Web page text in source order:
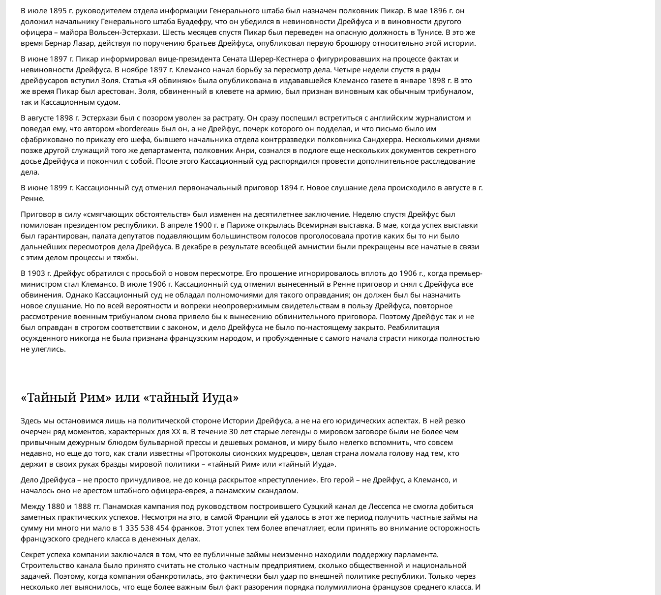
В июле 1895 г. руководителем отдела информации Генерального штаба был назначен полковник Пикар. В мае 1896 г. он
доложил начальнику Генерального штаба Буадефру, что он убедился в невиновности Дрейфуса и в виновности другого
офицера – майора Вольсен-Эстерхази. Шесть месяцев спустя Пикар был переведен на опасную должность в Тунисе. В это же
время Бернар Лазар, действуя по поручению братьев Дрейфуса, опубликовал первую брошюру относительно этой истории.
В июне 1897 г. Пикар информировал вице-президента Сената Шерер-Кестнера о фигурировавших на процессе фактах и
невиновности Дрейфуса. В ноябре 1897 г. Клемансо начал борьбу за пересмотр дела. Четыре недели спустя в ряды
дрейфусаров вступил Золя. Статья «Я обвиняю» была опубликована в издававшейся Клемансо газете в январе 1898 г. В это
же время Пикар был арестован. Золя, обвиненный в клевете на армию, был признан виновным как обычным трибуналом,
так и Кассационным судом.
В августе 1898 г. Эстерхази был с позором уволен за растрату. Он сразу поспешил встретиться с английским журналистом и
поведал ему, что автором «bordereau» был он, а не Дрейфус, почерк которого он подделал, и что письмо было им
сфабриковано по приказу его шефа, бывшего начальника отдела контр­разведки полковника Сандхерра. Несколькими днями
позже другой служащий того же департамента, полковник Анри, сознался в подлоге еще нескольких документов секретного
досье Дрейфуса и покончил с собой. После этого Кассационный суд распорядился провести дополнительное расследование
дела.
В июне 1899 г. Кассационный суд отменил первоначальный приговор 1894 г. Новое слушание дела происходило в августе в г.
Ренне.
Приговор в силу «смягчающих обстоятельств» был изменен на десятилетнее заключение. Неделю спустя Дрейфус был
помилован президентом республики. В апреле 1900 г. в Париже открылась Всемирная выставка. В мае, когда успех выставки
был гарантирован, палата депутатов подавляющим большинством голосов проголосовала против каких бы то ни было
дальнейших пересмотров дела Дрейфуса. В декабре в результате всеобщей амнистии были прекращены все начатые в связи
с этим делом процессы и тяжбы.
В 1903 г. Дрейфус обратился с просьбой о новом пересмотре. Его прошение игнорировалось вплоть до 1906 г., когда премьер-
министром стал Клемансо. В июле 1906 г. Кассационный суд отменил вынесенный в Ренне приговор и снял с Дрейфуса все
обвинения. Однако Кассационный суд не обладал полномочиями для такого оправдания; он должен был бы назначить
новое слушание. Но по всей вероятности и вопреки неопровержимым свидетельствам в пользу Дрейфуса, повторное
рассмотрение военным трибуналом снова привело бы к вынесению обвинительного приговора. Поэтому Дрейфус так и не
был оправдан в строгом соответствии с законом, и дело Дрейфуса не было по-настоящему закрыто. Реабилитация
осужденного никогда не была признана французским народом, и пробужденные с самого начала страсти никогда полностью
не улеглись.
«Тайный Рим» или «тайный Иуда»
Здесь мы остановимся лишь на политической стороне Истории Дрейфуса, а не на его юридических аспектах. В ней резко
очерчен ряд моментов, характерных для XX в. В течение 30 лет старые легенды о мировом заговоре были не более чем
привычным дежурным блюдом бульварной прессы и дешевых романов, и миру было нелегко вспомнить, что совсем
недавно, но еще до того, как стали известны «Протоколы сионских мудрецов», целая страна ломала голову над тем, кто
держит в своих руках бразды мировой политики – «тайный Рим» или «тайный Иуда».
Дело Дрейфуса – не просто причудливое, не до конца раскрытое «преступление». Его герой – не Дрейфус, а Клемансо, и
началось оно не арестом штабного офицера-еврея, а панамским скандалом.
Между 1880 и 1888 гг. Панамская кампания под руководством построившего Суэцкий канал де Лессепса не смогла добиться
заметных практических успехов. Несмотря на это, в самой Франции ей удалось в этот же период получить частные займы на
сумму ни много ни мало в 1 335 538 454 франков. Этот успех тем более впечатляет, если принять во внимание осторожность
французского среднего класса в денежных делах.
Секрет успеха компании заключался в том, что ее публичные займы неизменно находили поддержку парламента.
Строительство канала было принято считать не столько частным предприятием, сколько общественной и национальной
задачей. Поэтому, когда компания обанкротилась, это фактически был удар по внешней политике республики. Только через
несколько лет выяснилось, что еще более важным был факт разорения порядка полумиллиона французов среднего класса. И